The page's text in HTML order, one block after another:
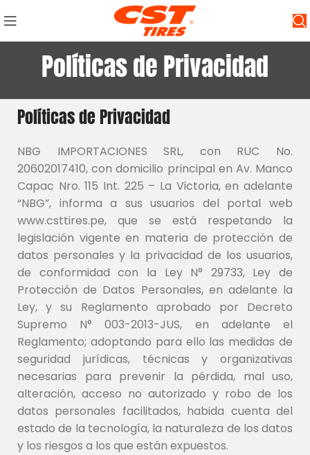
Políticas de Privacidad
Políticas de Privacidad
NBG IMPORTACIONES SRL, con RUC No.
20602017410, con domicilio principal en Av. Manco
Capac Nro. 115 Int. 225 – La Victoria, en adelante
“NBG”, informa a sus usuarios del portal web
www.csttires.pe, que se está respetando la
legislación vigente en materia de protección de
datos personales y la privacidad de los usuarios,
de conformidad con la Ley N° 29733, Ley de
Protección de Datos Personales, en adelante la
Ley, y su Reglamento aprobado por Decreto
Supremo N° 003-2013-JUS, en adelante el
Reglamento; adoptando para ello las medidas de
seguridad jurídicas, técnicas y organizativas
necesarias para prevenir la pérdida, mal uso,
alteración, acceso no autorizado y robo de los
datos personales facilitados, habida cuenta del
estado de la tecnología, la naturaleza de los datos
y los riesgos a los que están expuestos.